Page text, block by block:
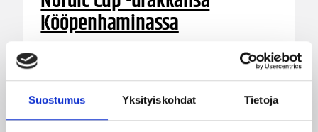
Suostumus Yksityiskohdat Tietoja
Kööpenhaminassa
Naisten joukkue nappasi avauspäivänä kaksi
voittoa neljästä ottelustaan, kun taas miesten
joukkue haastoi vastustajiaan tiukoissa
kamppailuissa, mutta jäi tällä kertaa ilman
voittoja.